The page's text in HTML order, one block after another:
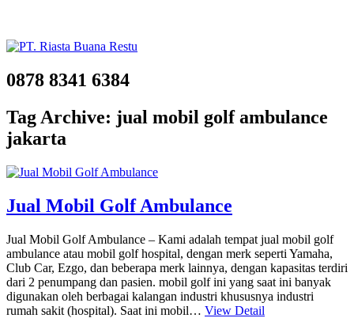
0878 8341 6384
Tag Archive: jual mobil golf ambulance
jakarta
Jual Mobil Golf Ambulance
Jual Mobil Golf Ambulance – Kami adalah tempat jual mobil golf
ambulance atau mobil golf hospital, dengan merk seperti Yamaha,
Club Car, Ezgo, dan beberapa merk lainnya, dengan kapasitas terdiri
dari 2 penumpang dan pasien. mobil golf ini yang saat ini banyak
digunakan oleh berbagai kalangan industri khususnya industri
rumah sakit (hospital). Saat ini mobil… View Detail